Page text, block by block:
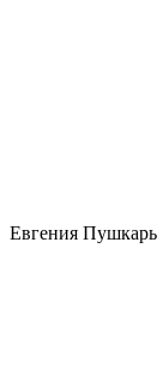
Евгения Пушкарь